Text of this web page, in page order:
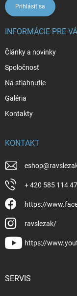
Prihlásiť sa
INFORMÁCIE PRE
Články a novinky
Spoločnosť
Na stiahnutie
Galéria
Kontakty
KONTAKT
eshop@
+ 420 585 114
https://
ravslezak/
https://
SERVIS